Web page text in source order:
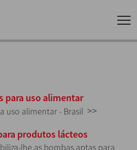
para uso alimentar
uso alimentar - Brasil >>
produtos lácteos
lhe as bombas aptas para